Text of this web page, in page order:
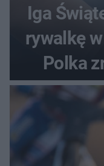
Iga
rywalkę
Polka